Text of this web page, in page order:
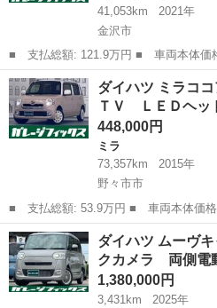
41,053km
2021年
金沢市
■ 支払総額: 121.9万円 ■ 車両本体価格： 1,123,000 円 ■ メーカ
ー名： ダイハツ ■ 車種名： タフ
クカメラ クリアランスソナー 衝突
ト ＬＥ...
石川 金沢市 ダイハツ
ダイハツ ミラコ
ＴＶ ＬＥＤヘ
448,000円
ミラ
73,357km
2015年
野々市市
■ 支払総額: 53.9万円 ■ 車両本体価格： 448,000 円 ■ メーカー
名： ダイハツ ■ 車種名： ミラコ
プラスＸ ナビ ＴＶ ＬＥＤヘッドラ
ャー スマー...
石川 野々市市
ダイハツ ムーヴ
クカメラ 両側
1,380,000円
3,431km
2025年